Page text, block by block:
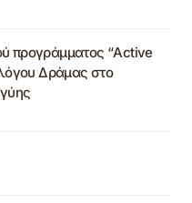
προγράμματος “Active
Δράμας στο